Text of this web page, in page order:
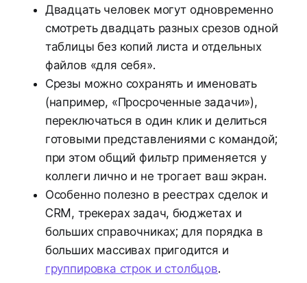
Двадцать человек могут одновременно
смотреть двадцать разных срезов одной
таблицы без копий листа и отдельных
файлов «для себя».
Срезы можно сохранять и именовать
(например, «Просроченные задачи»),
переключаться в один клик и делиться
готовыми представлениями с командой;
при этом общий фильтр применяется у
коллеги лично и не трогает ваш экран.
Особенно полезно в реестрах сделок и
CRM, трекерах задач, бюджетах и
больших справочниках; для порядка в
больших массивах пригодится и
группировка строк и столбцов.